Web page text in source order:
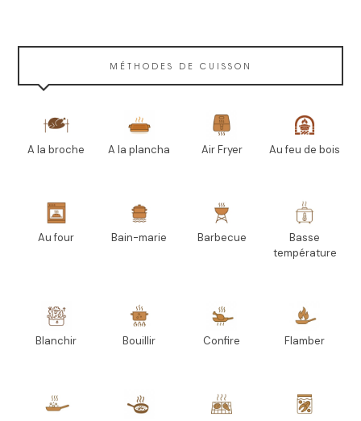
MÉTHODES DE CUISSON
A la broche A la plancha Air Fryer Au feu de bois
Au four Bain-marie Barbecue
Basse
température
Blanchir Bouillir Confire Flamber